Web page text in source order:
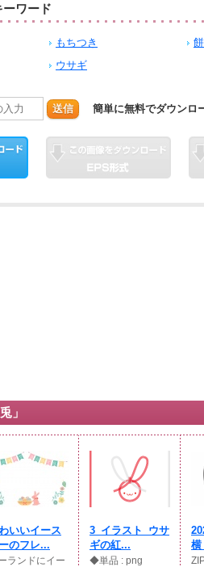
ワード
もちつき
ウサギ
送信 簡単に無料でダウンロ
」
いいイース
のフレ...
ランドにイー
3_イラスト_ウサ
ギの紅...
◆単品 : png
横